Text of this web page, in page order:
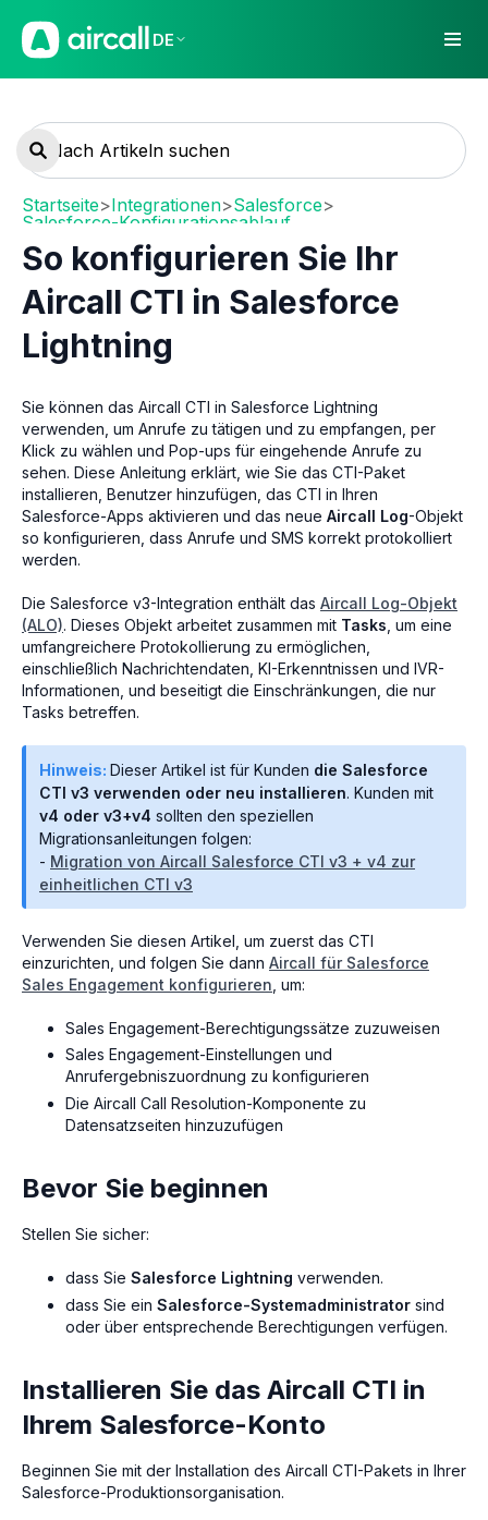
DE
Startseite>Integrationen>Salesforce>
Salesforce-Konfigurationsablauf
So konfigurieren Sie Ihr
Aircall CTI in Salesforce
Lightning
Sie können das Aircall CTI in Salesforce Lightning
verwenden, um Anrufe zu tätigen und zu empfangen, per
Klick zu wählen und Pop-ups für eingehende Anrufe zu
sehen. Diese Anleitung erklärt, wie Sie das CTI-Paket
installieren, Benutzer hinzufügen, das CTI in Ihren
Salesforce-Apps aktivieren und das neue Aircall Log-Objekt
so konfigurieren, dass Anrufe und SMS korrekt protokolliert
werden.
Die Salesforce v3-Integration enthält das Aircall Log-Objekt
(ALO). Dieses Objekt arbeitet zusammen mit Tasks , um eine
umfangreichere Protokollierung zu ermöglichen,
einschließlich Nachrichtendaten, KI-Erkenntnissen und IVR-
Informationen, und beseitigt die Einschränkungen, die nur
Tasks betreffen.
Hinweis: Dieser Artikel ist für Kunden die Salesforce
CTI v3 verwenden oder neu installieren. Kunden mit
v4 oder v3+v4 sollten den speziellen
Migrationsanleitungen folgen:
- Migration von Aircall Salesforce CTI v3 + v4 zur
einheitlichen CTI v3
Verwenden Sie diesen Artikel, um zuerst das CTI
einzurichten, und folgen Sie dann Aircall für Salesforce
Sales Engagement konfigurieren , um:
Sales Engagement-Berechtigungssätze zuzuweisen
Sales Engagement-Einstellungen und
Anrufergebniszuordnung zu konfigurieren
Die Aircall Call Resolution-Komponente zu
Datensatzseiten hinzuzufügen
Bevor Sie beginnen
Stellen Sie sicher:
dass Sie Salesforce Lightning verwenden.
dass Sie ein Salesforce-Systemadministrator sind
oder über entsprechende Berechtigungen verfügen.
Installieren Sie das Aircall CTI in
Ihrem Salesforce-Konto
Beginnen Sie mit der Installation des Aircall CTI-Pakets in Ihrer
Salesforce-Produktionsorganisation.